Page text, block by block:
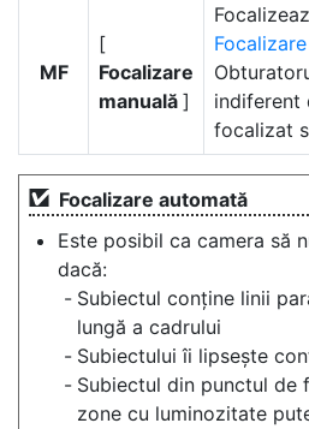
MF
[
Focalizare
manuală ]
indiferent
focalizat
Focalizare automată
Este posibil ca camera să
dacă:
Subiectul conține linii
lungă a cadrului
Subiectului îi lipsește
Subiectul din punctul de
zone cu luminozitate